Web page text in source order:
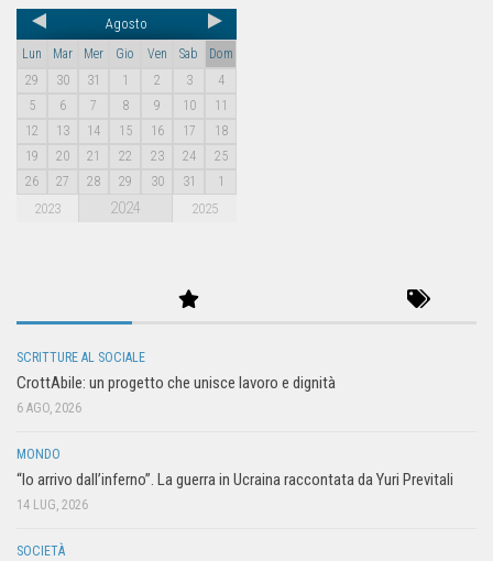
Agosto
Lun Mar Mer Gio Ven Sab
Dom
29
30 31 1 2 3
4
5
6 7 8 9 10
11
12
13 14 15 16 17
18
19
20 21 22 23 24
25
26
27 28 29 30 31 1
2023 2024 2025
SCRITTURE AL SOCIALE
CrottAbile: un progetto che unisce lavoro e dignità
6 AGO, 2026
MONDO
“Io arrivo dall’inferno”. La guerra in Ucraina raccontata da Yuri Previtali
14 LUG, 2026
SOCIETÀ